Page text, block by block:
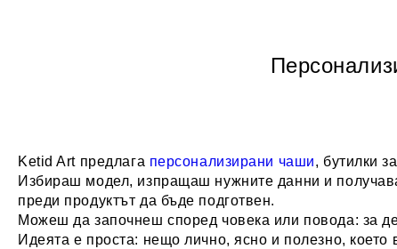
Ketid Art предлага персонализирани чаши, бутилки
Избираш модел, изпращаш нужните данни и
преди продуктът да бъде подготвен.
Можеш да започнеш според човека или повода: за
Идеята е проста: нещо лично, ясно и полезно, което